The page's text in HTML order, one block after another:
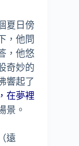
夏日傍
，他問
，他悠
奇妙的
響起了
在夢裡
景。
遠